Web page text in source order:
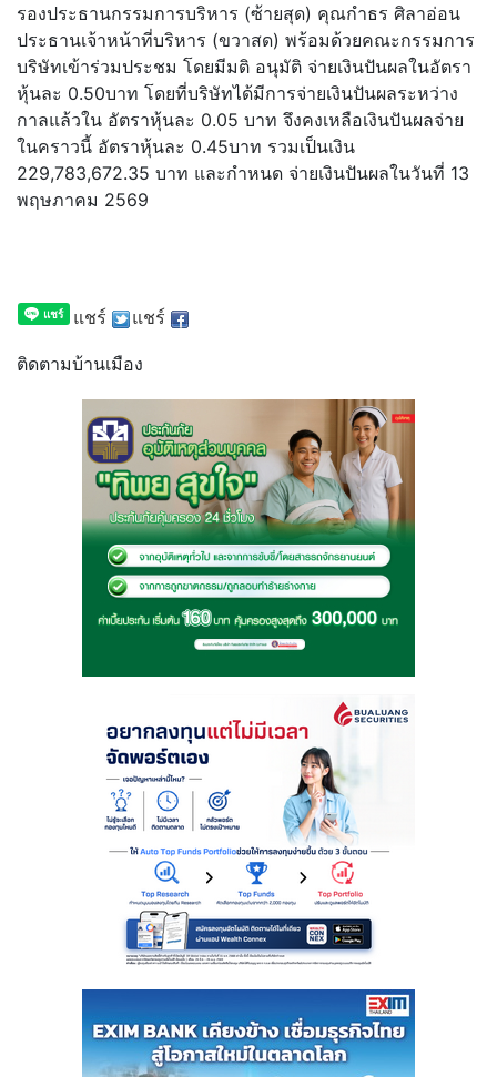
รองประธานกรรมการบริหาร (ซ้ายสุด) คุณกําธร ศิลาอ่อน
ประธานเจ้าหน้าที่บริหาร (ขวาสด) พร้อมด้วยคณะกรรมการ
บริษัทเข้าร่วมประชม โดยมีมติ อนุมัติ จ่ายเงินปันผลในอัตรา
หุ้นละ 0.50บาท โดยที่บริษัทได้มีการจ่ายเงินปันผลระหว่าง
กาลแล้วใน อัตราหุ้นละ 0.05 บาท จึงคงเหลือเงินปันผลจ่าย
ในคราวนี้ อัตราหุ้นละ 0.45บาท รวมเป็นเงิน
229,783,672.35 บาท และกําหนด จ่ายเงินปันผลในวันที่ 13
พฤษภาคม 2569
แชร์ แชร์
ติดตามบ้านเมือง